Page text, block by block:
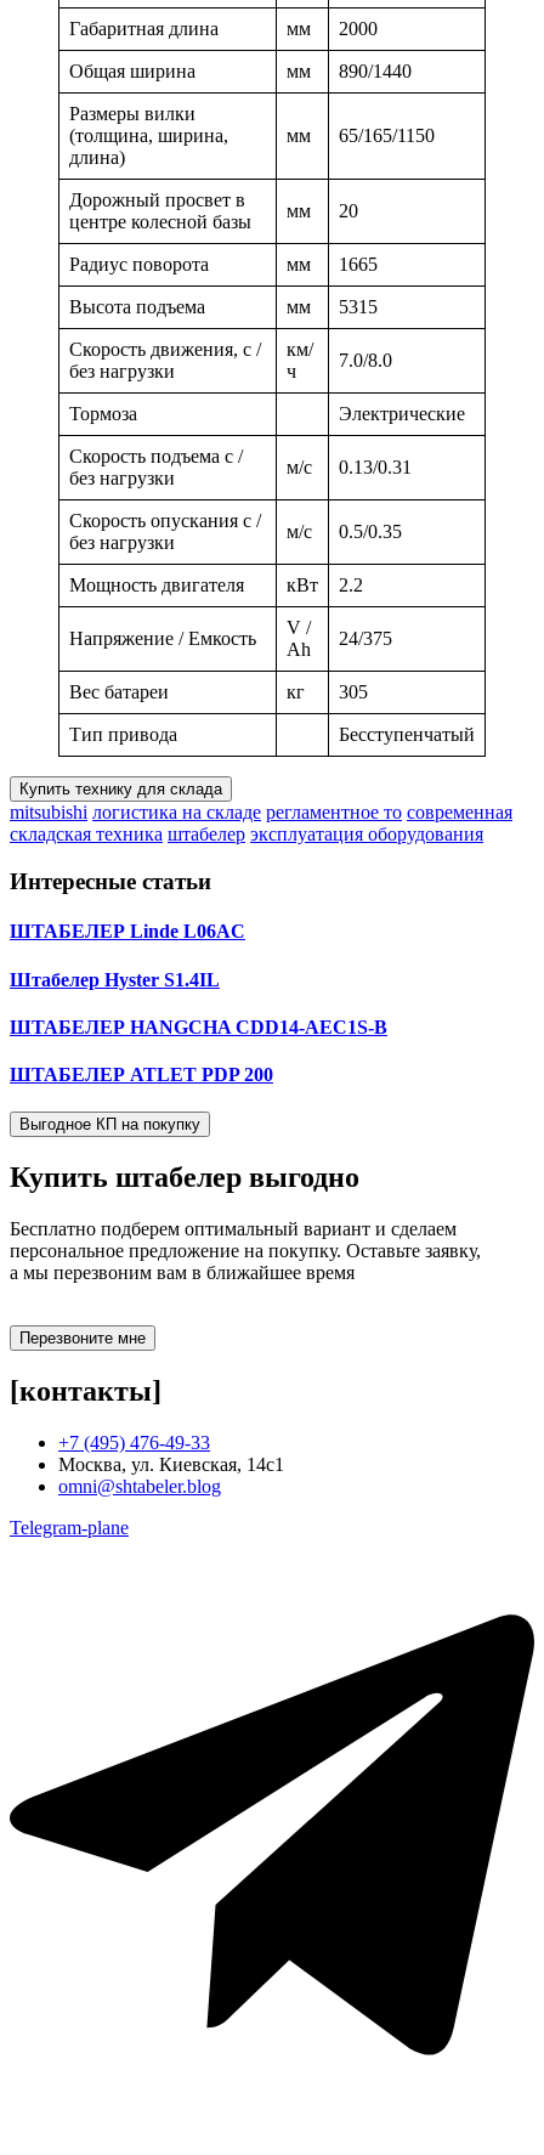
Габаритная длина мм 2000
Общая ширина мм 890/1440
Размеры вилки
(толщина, ширина,
длина)
мм 65/165/1150
Дорожный просвет в
центре колесной базы
мм 20
Радиус поворота мм 1665
Высота подъема мм 5315
Скорость движения, с /
без нагрузки
км/
ч
7.0/8.0
Тормоза Электрические
Скорость подъема с /
без нагрузки
м/с 0.13/0.31
Скорость опускания с /
без нагрузки
м/с 0.5/0.35
Мощность двигателя кВт 2.2
Напряжение / Емкость
V /
Ah
24/375
Вес батареи кг 305
Тип привода Бесступенчатый
Купить технику для склада
mitsubishi логистика на складе регламентное то современная
складская техника штабелер эксплуатация оборудования
Интересные статьи
ШТАБЕЛЕР Linde L06AC
Штабелер Hyster S1.4IL
ШТАБЕЛЕР HANGCHA CDD14-AEC1S-B
ШТАБЕЛЕР ATLET PDP 200
Выгодное КП на покупку
Купить штабелер выгодно
Бесплатно подберем оптимальный вариант и сделаем
персональное предложение на покупку. Оставьте заявку,
а мы перезвоним вам в ближайшее время
Перезвоните мне
[контакты]
+7 (495) 476-49-33
Москва, ул. Киевская, 14с1
omni@shtabeler.blog
Telegram-plane